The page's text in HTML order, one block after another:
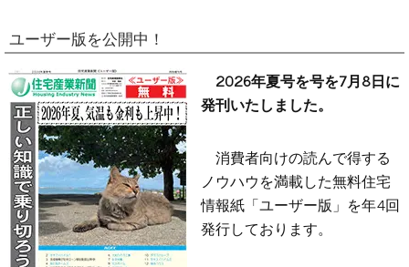
ユーザー版を公開中！
2026年夏号を号を7月8日に
発刊いたしました。
消費者向けの読んで得する
ノウハウを満載した無料住宅
情報紙「ユーザー版」を年4回
発行しております。